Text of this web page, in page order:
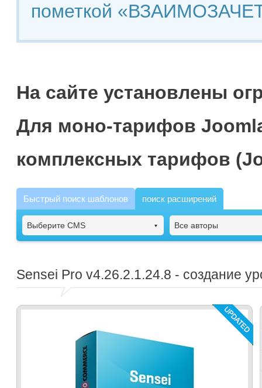
пометкой
На сайте установлены
Для моно-тарифов
комплексных тарифов
Быстрый поиск шаблонов поиск расширений
Выберите CMS Все авторы
Sensei Pro v4.26.2.1.24.8 - создание